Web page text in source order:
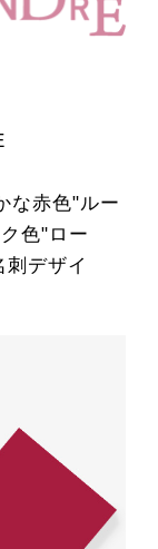
な赤色"ルー
色"ロー
デザイ